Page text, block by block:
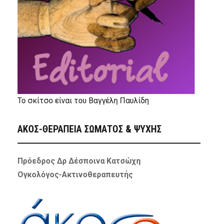
Το σκίτσο είναι του Βαγγέλη Παυλίδη
ΑΚΟΣ-ΘΕΡΑΠΕΙΑ ΣΩΜΑΤΟΣ & ΨΥΧΗΣ
Πρόεδρος Δρ Δέσποινα Κατσώχη
Ογκολόγος-Ακτινοθεραπευτής